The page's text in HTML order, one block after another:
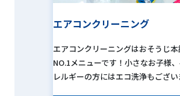
エアコンクリーニング
エアコンクリーニングはおそうじ
NO.1メニューです！小さなお子様
レルギーの方にはエコ洗浄もござい